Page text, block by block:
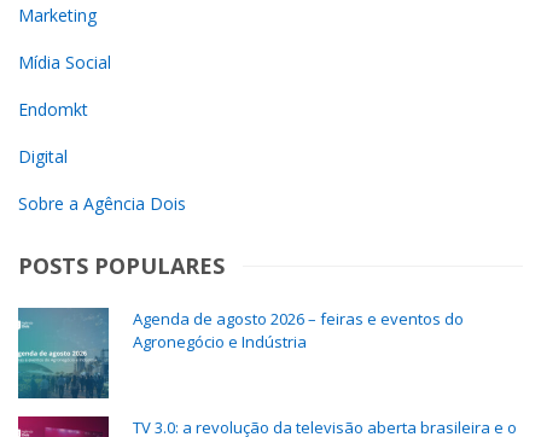
Marketing
Mídia Social
Endomkt
Digital
Sobre a Agência Dois
POSTS POPULARES
Agenda de agosto 2026 – feiras e eventos do
Agronegócio e Indústria
TV 3.0: a revolução da televisão aberta brasileira e o